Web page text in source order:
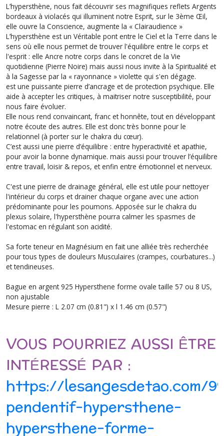
L’hypersthène, nous fait découvrir ses magnifiques reflets Argents
bordeaux à violacés qui illuminent notre Esprit, sur le 3ème Œil,
elle ouvre la Conscience, augmente la « Clairaudience »
L’hypersthène est un Véritable pont entre le Ciel et la Terre dans le
sens où elle nous permet de trouver l'équilibre entre le corps et
l'esprit : elle Ancre notre corps dans le concret de la Vie
quotidienne (Pierre Noire) mais aussi nous invite à la Spiritualité et
à la Sagesse par la « rayonnance » violette qui s'en dégage.
est une puissante pierre d’ancrage et de protection psychique. Elle
aide à accepter les critiques, à maitriser notre susceptibilité, pour
nous faire évoluer.
Elle nous rend convaincant, franc et honnête, tout en développant
notre écoute des autres. Elle est donc très bonne pour le
relationnel (à porter sur le chakra du cœur).
C’est aussi une pierre d’équilibre : entre hyperactivité et apathie,
pour avoir la bonne dynamique. mais aussi pour trouver l’équilibre
entre travail, loisir & repos, et enfin entre émotionnel et nerveux.
C'est une pierre de drainage général, elle est utile pour nettoyer
l'intérieur du corps et drainer chaque organe avec une action
prédominante pour les poumons. Apposée sur le chakra du
plexus solaire, l'hypersthène pourra calmer les spasmes de
l'estomac en régulant son acidité.
Sa forte teneur en Magnésium en fait une alliée très recherchée
pour tous types de douleurs Musculaires (crampes, courbatures...)
et tendineuses.
Bague en argent 925 Hypersthene forme ovale taille 57 ou 8 US,
non ajustable
Mesure pierre : L 2.07 cm (0.81") x l 1.46 cm (0.57")
VOUS POURRIEZ AUSSI ÊTRE
INTÉRESSÉ PAR :
https://lesangesdetao.com/
pendentif-hypersthene-
hypersthene-forme-